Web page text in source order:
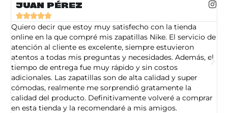
JUAN PÉREZ

Quiero decir que estoy muy satisfecho con la tienda
online en la que compré mis zapatillas Nike. El servicio de
atención al cliente es excelente, siempre estuvieron
atentos a todas mis preguntas y necesidades. Además, el
tiempo de entrega fue muy rápido y sin costos
adicionales. Las zapatillas son de alta calidad y super
cómodas, realmente me sorprendió gratamente la
calidad del producto. Definitivamente volveré a comprar
en esta tienda y la recomendaré a mis amigos.